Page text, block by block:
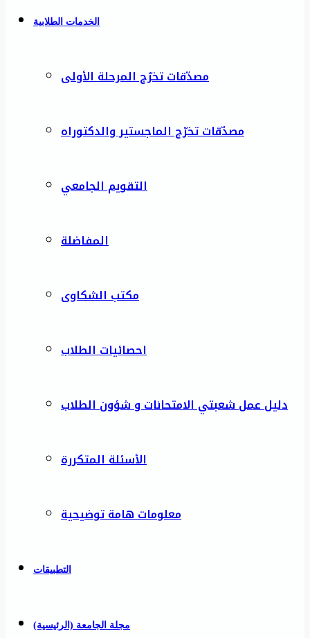
الخدمات الطلابية
مصدّقات تخرّج المرحلة الأولى
مصدّقات تخرّج الماجستير والدكتوراه
التقويم الجامعي
المفاضلة
مكتب الشكاوى
احصائيات الطلاب
دليل عمل شعبتي الامتحانات و شؤون الطلاب
الأسئلة المتكررة
معلومات هامة توضيحية
التطبيقات
مجلة الجامعة (الرئيسية)